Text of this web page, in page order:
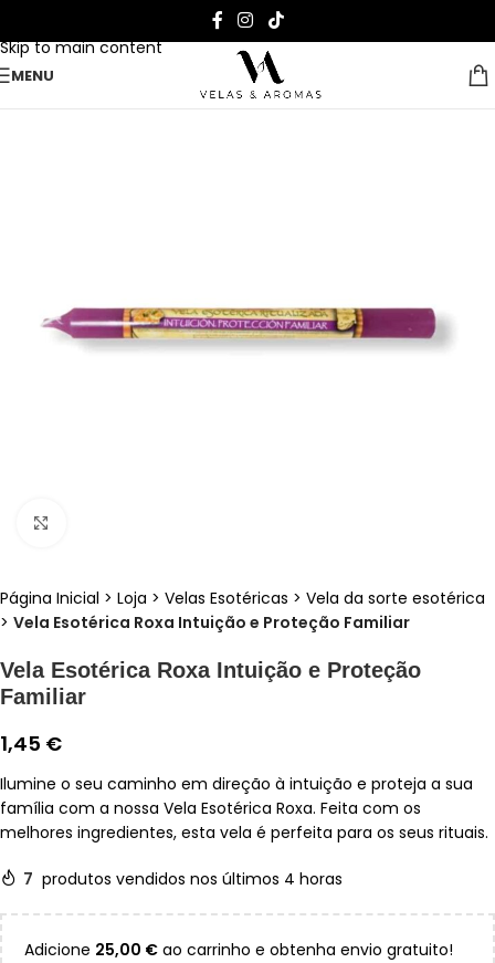
Skip to main content
MENU
Página Inicial > Loja > Velas Esotéricas > Vela da sorte esotérica
> Vela Esotérica Roxa Intuição e Proteção Familiar
Vela Esotérica Roxa Intuição e Proteção
Familiar
1,45 €
Ilumine o seu caminho em direção à intuição e proteja a sua
família com a nossa Vela Esotérica Roxa. Feita com os
melhores ingredientes, esta vela é perfeita para os seus rituais.
7 produtos vendidos nos últimos 4 horas
Adicione 25,00 € ao carrinho e obtenha envio gratuito!